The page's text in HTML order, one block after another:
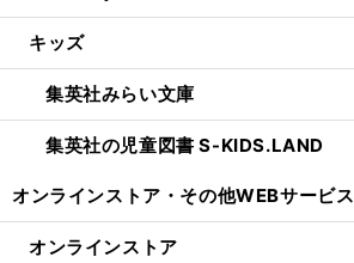
キッズ
集英社みらい文庫
集英社の児童図書 S-KIDS.LAND
オンラインストア・ その他WEBサービス
オンラインストア